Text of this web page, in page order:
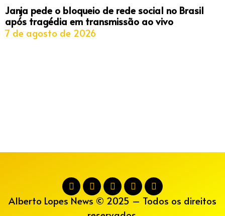
Janja pede o bloqueio de rede social no Brasil
após tragédia em transmissão ao vivo
7 de agosto de 2026
Alberto Lopes News © 2025 – Todos os direitos